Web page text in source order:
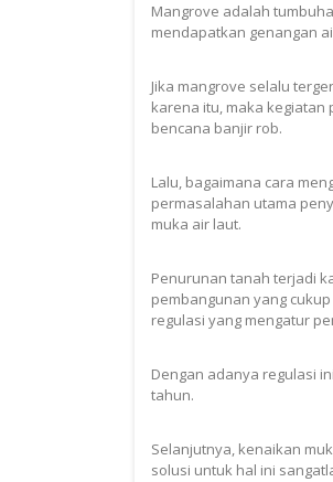
Mangrove adalah
mendapatkan genangan
Jika mangrove selalu
karena itu, maka
bencana banjir rob.
Lalu, bagaimana cara
permasalahan utama
muka air laut.
Penurunan tanah terjadi
pembangunan yang
regulasi yang mengatur
Dengan adanya regulasi
tahun.
Selanjutnya, kenaikan
solusi untuk hal ini